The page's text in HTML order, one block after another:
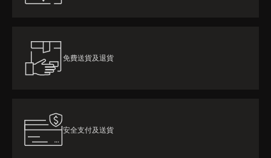
免費送貨及退貨
安全支付及送貨